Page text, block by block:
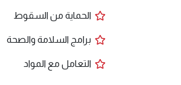
الحماية من السقوط
برامج السلامة والصحة
التعامل مع المواد